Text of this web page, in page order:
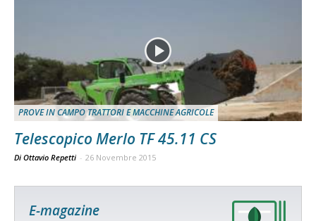
PROVE IN CAMPO TRATTORI E MACCHINE AGRICOLE
Telescopico Merlo TF 45.11 CS
Di Ottavio Repetti - 26 Novembre 2015
E-magazine